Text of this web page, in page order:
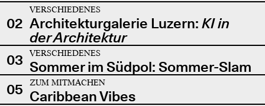
02
VERSCHIEDENES
Architekturgalerie Luzern: KI in
der Architektur
03
VERSCHIEDENES
Sommer im Südpol: Sommer-Slam
05
ZUM MITMACHEN
Caribbean Vibes